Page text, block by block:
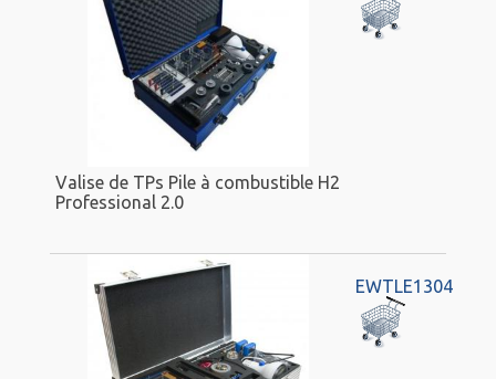
Valise de TPs Pile à combustible H2
Professional 2.0
EWTLE1304